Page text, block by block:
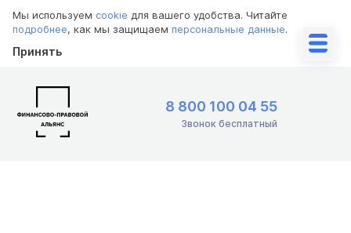
Мы используем cookie для вашего удобства. Читайте
подробнее, как мы защищаем персональные данные.
Принять
8 800 100 04 55
Звонок бесплатный